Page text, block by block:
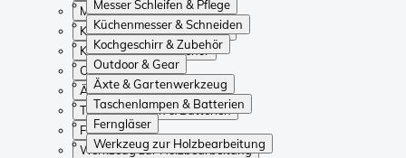
Messer Schleifen & Pflege
Küchenmesser & Schneiden
Kochgeschirr & Zubehör
Outdoor & Gear
Äxte & Gartenwerkzeug
Taschenlampen & Batterien
Ferngläser
Werkzeug zur Holzbearbeitung
Messer Schleifen & Pflege
Küchenmesser & Schneiden
Kochgeschirr & Zubehör
Outdoor & Gear
Äxte & Gartenwerkzeug
Taschenlampen & Batterien
Ferngläser
Werkzeug zur Holzbearbeitung